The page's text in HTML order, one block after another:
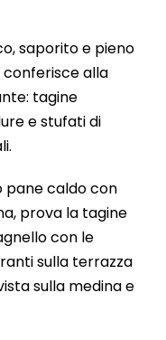
saporito e pieno
conferisce alla
tagine
e stufati di
pane caldo con
prova la tagine
con le
sulla terrazza
sulla medina e